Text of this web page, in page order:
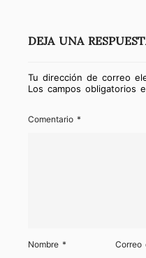
DEJA UNA
Tu dirección de correo
Los campos obligatorios
Comentario *
Nombre *